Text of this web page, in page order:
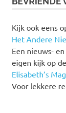
Kijk ook eens
Het Andere
Een nieuws-
eigen kijk op
Elisabeth’s
Voor lekkere